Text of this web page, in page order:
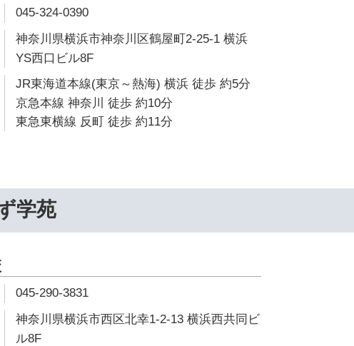
045-324-0390
神奈川県横浜市神奈川区鶴屋町2-25-1 横浜
YS西口ビル8F
JR東海道本線(東京～熱海) 横浜 徒歩 約5分
京急本線 神奈川 徒歩 約10分
東急東横線 反町 徒歩 約11分
学苑
045-290-3831
神奈川県横浜市西区北幸1-2-13 横浜西共同ビ
ル8F